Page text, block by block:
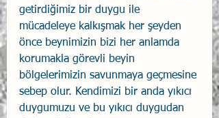
getirdiğimiz bir duygu ile
mücadeleye kalkışmak her şeyden
önce beynimizin bizi her anlamda
korumakla görevli beyin
bölgelerimizin savunmaya geçmesine
sebep olur. Kendimizi bir anda yıkıcı
duygumuzu ve bu yıkıcı duygudan